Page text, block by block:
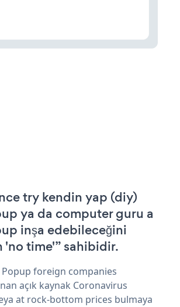
try kendin yap (diy)
ya da computer guru a
inşa edebileceğini
'no time'” sahibidir.
foreign companies
açık kaynak Coronavirus
at rock-bottom prices bulmaya